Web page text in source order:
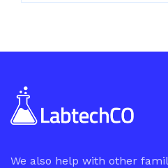
We also help with other